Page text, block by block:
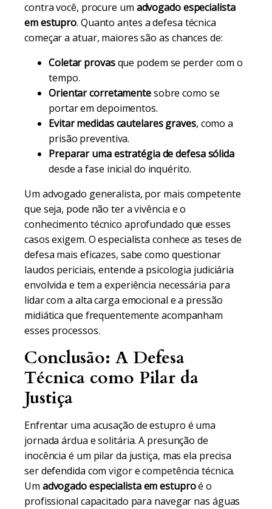
contra você, procure um advogado especialista
em estupro. Quanto antes a defesa técnica
começar a atuar, maiores são as chances de:
Coletar provasque podem se perder com o
tempo.
Orientar corretamentesobre como se
portar em depoimentos.
Evitar medidas cautelares graves, como a
prisão preventiva.
Preparar uma estratégia de defesa sólida
desde a fase inicial do inquérito.
Um advogado generalista, por mais competente
que seja, pode não ter a vivência e o
conhecimento técnico aprofundado que esses
casos exigem. O especialista conhece as teses de
defesa mais eficazes, sabe como questionar
laudos periciais, entende a psicologia judiciária
envolvida e tem a experiência necessária para
lidar com a alta carga emocional e a pressão
midiática que frequentemente acompanham
esses processos.
Conclusão: A Defesa
Técnica como Pilar da
Justiça
Enfrentar uma acusação de estupro é uma
jornada árdua e solitária. A presunção de
inocência é um pilar da justiça, mas ela precisa
ser defendida com vigor e competência técnica.
Um advogado especialista em estuproé o
profissional capacitado para navegar nas águas